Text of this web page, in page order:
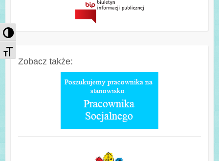
Przełącz wysoki kontrast
Zmień rozmiar czcionek
Zobacz także: